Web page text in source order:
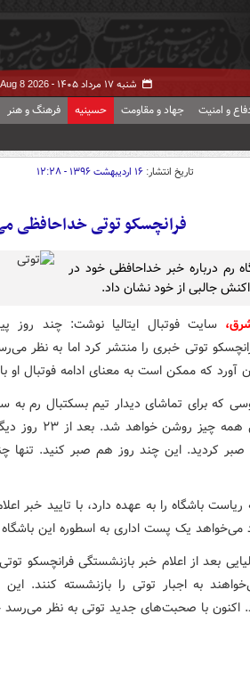
شنبه ۱۷ مرداد ۱۴۰۵ - Aug 8 2026
و امنیت جهاد و مقاومت حسینیه فرهنگ و هنر
تاریخ انتشار: ۱۶ اردیبهشت ۱۳۹۶ - ۱۲:۲۸
فرانچسکو توتی خداحافظی
رم درباره خبر خداحافظی خود در
جالبی از خود نشان داد.
سایت فوتبال ایتالیا نوشت: چند
توتی خبری را منتشر کرد اما به نظر
آورد که ممکن است به معنای ادامه فوتبال او
که برای تماشای دیدار تیم بسکتبال رم به
در پایان فصل
کردید. این چند روز هم صبر کنید. تنها
ریاست باشگاه را به عهده دارد، با تایید خبر
می‌خواهد یک پست اداری به اسطوره این
بعد از اعلام خبر بازنشستگی فرانچسکو
به اجبار توتی را بازنشسته کنند.
اکنون با صحبت‌های جدید توتی به نظر